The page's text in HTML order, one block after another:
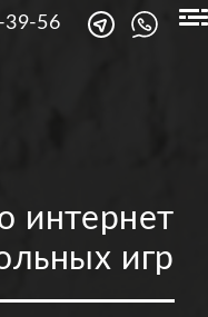
39-56
интернет
игр